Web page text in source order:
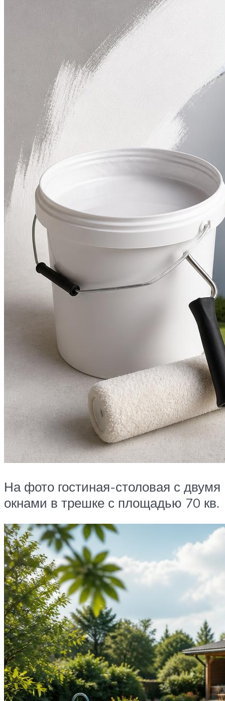
На фото гостиная-столовая с двумя
окнами в трешке с площадью 70 кв.